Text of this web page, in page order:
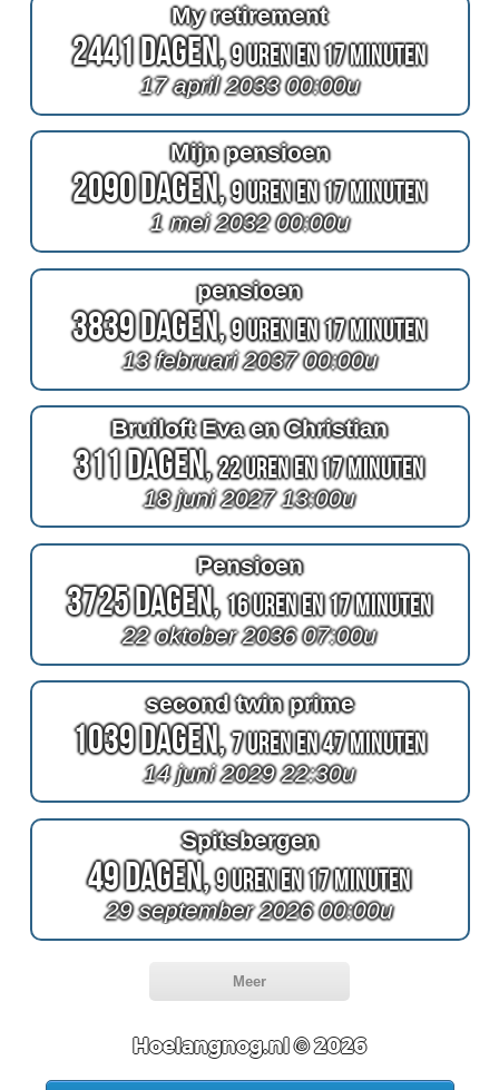
My retirement
2441 Dagen,9 Uren en 17 Minuten
17 april 2033 00:00u
Mijn pensioen
2090 Dagen,9 Uren en 17 Minuten
1 mei 2032 00:00u
pensioen
3839 Dagen,9 Uren en 17 Minuten
13 februari 2037 00:00u
Bruiloft Eva en Christian
311 Dagen,22 Uren en 17 Minuten
18 juni 2027 13:00u
Pensioen
3725 Dagen,16 Uren en 17 Minuten
22 oktober 2036 07:00u
second twin prime
1039 Dagen,7 Uren en 47 Minuten
14 juni 2029 22:30u
Spitsbergen
49 Dagen,9 Uren en 17 Minuten
29 september 2026 00:00u
Meer
Hoelangnog.nl © 2026